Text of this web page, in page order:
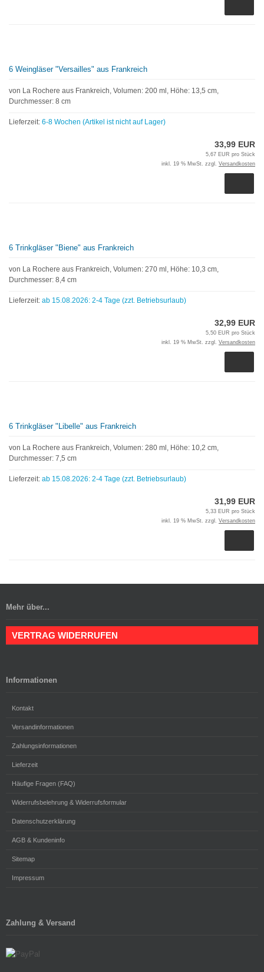
6 Weingläser "Versailles" aus Frankreich
von La Rochere aus Frankreich, Volumen: 200 ml, Höhe: 13,5 cm,
Durchmesser: 8 cm
Lieferzeit: 6-8 Wochen (Artikel ist nicht auf Lager)
33,99 EUR
5,67 EUR pro Stück
inkl. 19 % MwSt. zzgl. Versandkosten
6 Trinkgläser "Biene" aus Frankreich
von La Rochere aus Frankreich, Volumen: 270 ml, Höhe: 10,3 cm,
Durchmesser: 8,4 cm
Lieferzeit: ab 15.08.2026: 2-4 Tage (zzt. Betriebsurlaub)
32,99 EUR
5,50 EUR pro Stück
inkl. 19 % MwSt. zzgl. Versandkosten
6 Trinkgläser "Libelle" aus Frankreich
von La Rochere aus Frankreich, Volumen: 280 ml, Höhe: 10,2 cm,
Durchmesser: 7,5 cm
Lieferzeit: ab 15.08.2026: 2-4 Tage (zzt. Betriebsurlaub)
31,99 EUR
5,33 EUR pro Stück
inkl. 19 % MwSt. zzgl. Versandkosten
Mehr über...
VERTRAG WIDERRUFEN
Informationen
Kontakt
Versandinformationen
Zahlungsinformationen
Lieferzeit
Häufige Fragen (FAQ)
Widerrufsbelehrung & Widerrufsformular
Datenschutzerklärung
AGB & Kundeninfo
Sitemap
Impressum
Zahlung & Versand